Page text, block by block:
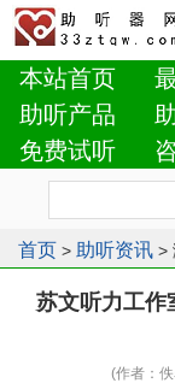
本站首页
助听产品
免费试听
首页 > 助听资讯 >
苏文听力工
(作者：